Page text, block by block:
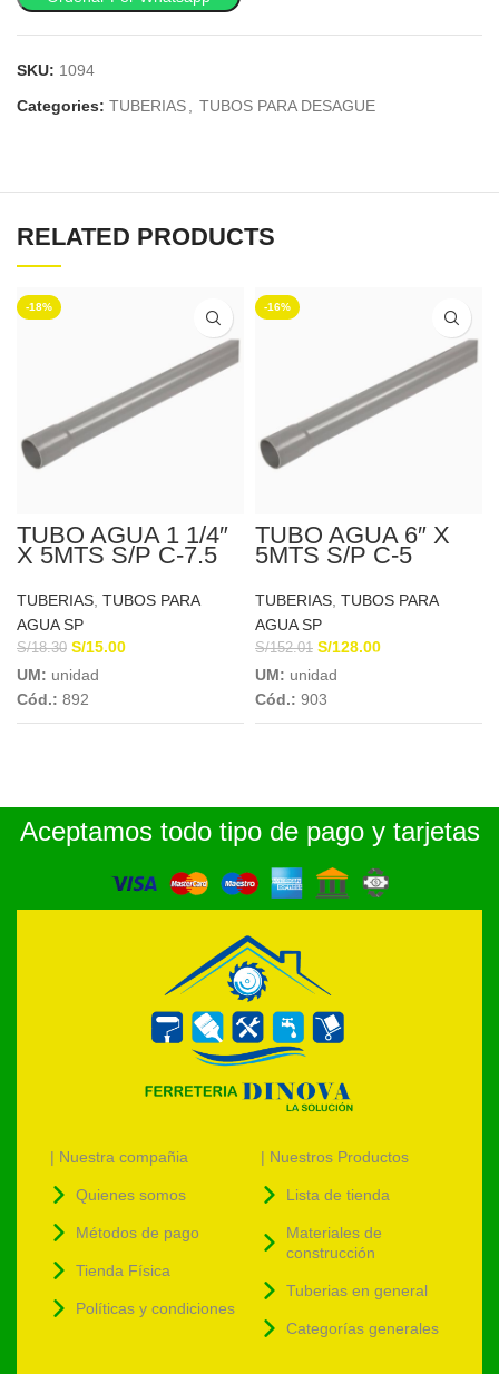
SKU: 1094
Categories: TUBERIAS TUBOS PARA DESAGUE
RELATED PRODUCTS
-18%
TUBO AGUA 1 1/4″
X 5MTS S/P C-7.5
TUBERIAS TUBOS PARA
AGUA SP
S/18.30 S/15.00
UM: unidad
Cód.: 892
-16%
TUBO AGUA 6″ X
5MTS S/P C-5
TUBERIAS TUBOS PARA
AGUA SP
S/152.01 S/128.00
UM: unidad
Cód.: 903
Aceptamos todo tipo de pago y tarjetas
| Nuestra compañia
Quienes somos
Métodos de pago
Tienda Física
Políticas y condiciones
| Nuestros Productos
Lista de tienda
Materiales de
construcción
Tuberias en general
Categorías generales